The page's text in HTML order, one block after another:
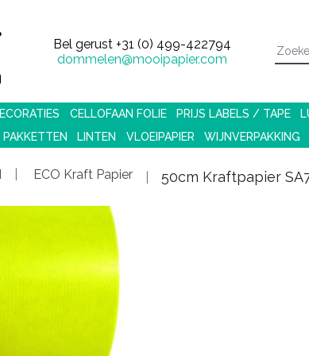
Bel gerust +31 (0) 499-422794
dommelen@mooipapier.com
CELLOFAAN FOLIE PRIJS LABELS / TAPE
LINTEN VLOEIPAPIER WIJNVERPAKKING
ECO Kraft Papier 50cm Kraftpapier